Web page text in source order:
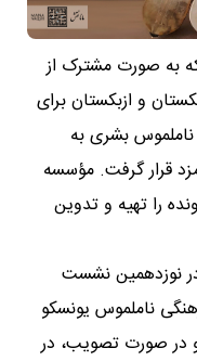
به صورت مشترک از
و ازبکستان برای
بشری به
قرار گرفت. مؤسسه
را تهیه و تدوین
نوزدهمین نشست
ناملموس یونسکو
(1403) بررسی و در صورت تصویب، در